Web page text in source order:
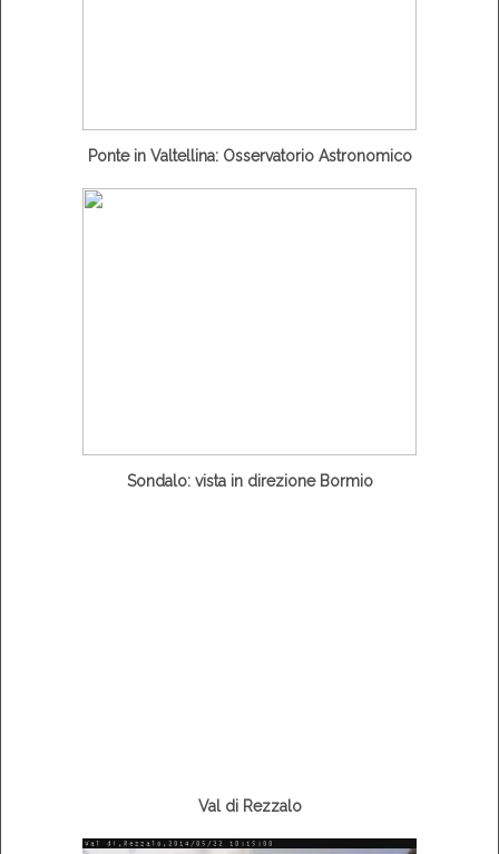
Ponte in Valtellina: Osservatorio Astronomico
Sondalo: vista in direzione Bormio
Val di Rezzalo